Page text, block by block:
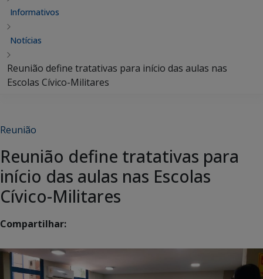
Informativos
Notícias
Reunião define tratativas para início das aulas nas
Escolas Cívico-Militares
Reunião
Reunião define tratativas para
início das aulas nas Escolas
Cívico-Militares
Compartilhar: